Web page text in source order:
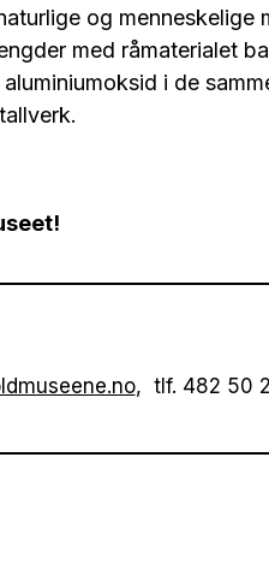
og menneskelige
med råmaterialet
i de
, tlf. 482 50